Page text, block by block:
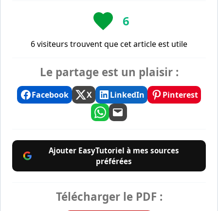
6
6 visiteurs trouvent que cet article est utile
Le partage est un plaisir :
Facebook X LinkedIn Pinterest
Ajouter EasyTutoriel à mes sources
préférées
Télécharger le PDF :